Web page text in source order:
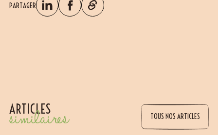
PARTAGER
ARTICLES
similaires TOUS NOS ARTICLES